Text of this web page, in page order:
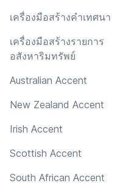
เครื่องมือสร้างคำเทศนา
เครื่องมือสร้างรายการ
อสังหาริมทรัพย์
Australian Accent
New Zealand Accent
Irish Accent
Scottish Accent
South African Accent